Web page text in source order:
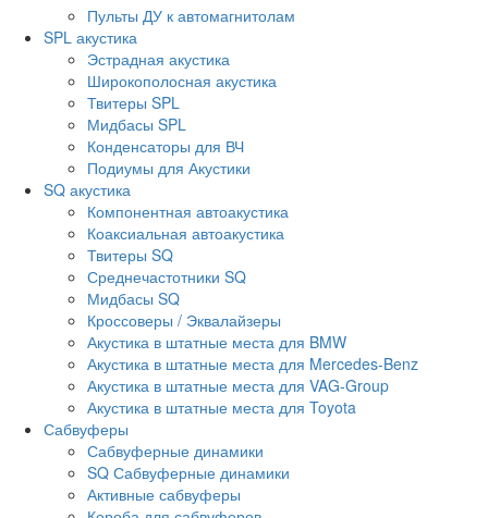
Пульты ДУ к автомагнитолам
SPL акустика
Эстрадная акустика
Широкополосная акустика
Твитеры SPL
Мидбасы SPL
Конденсаторы для ВЧ
Подиумы для Акустики
SQ акустика
Компонентная автоакустика
Коаксиальная автоакустика
Твитеры SQ
Среднечастотники SQ
Мидбасы SQ
Кроссоверы / Эквалайзеры
Акустика в штатные места для BMW
Акустика в штатные места для Mercedes-Benz
Акустика в штатные места для VAG-Group
Акустика в штатные места для Toyota
Сабвуферы
Сабвуферные динамики
SQ Сабвуферные динамики
Активные сабвуферы